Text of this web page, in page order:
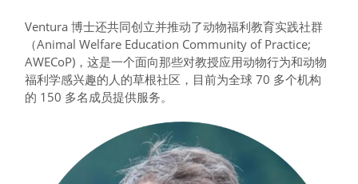
Ventura 博士还共同创立并推动了动物福利教育实践社群
（Animal Welfare Education Community of Practice;
AWECoP)，这是一个面向那些对教授应用动物行为和动物
福利学感兴趣的人的草根社区，目前为全球 70 多个机构
的 150 多名成员提供服务。